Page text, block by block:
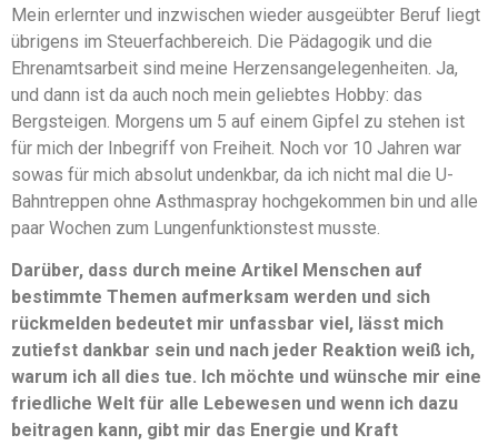
Mein erlernter und inzwischen wieder ausgeübter Beruf liegt
übrigens im Steuerfachbereich. Die Pädagogik und die
Ehrenamtsarbeit sind meine Herzensangelegenheiten. Ja,
und dann ist da auch noch mein geliebtes Hobby: das
Bergsteigen. Morgens um 5 auf einem Gipfel zu stehen ist
für mich der Inbegriff von Freiheit. Noch vor 10 Jahren war
sowas für mich absolut undenkbar, da ich nicht mal die U-
Bahntreppen ohne Asthmaspray hochgekommen bin und alle
paar Wochen zum Lungenfunktionstest musste.
Darüber, dass durch meine Artikel Menschen auf
bestimmte Themen aufmerksam werden und sich
rückmelden bedeutet mir unfassbar viel, lässt mich
zutiefst dankbar sein und nach jeder Reaktion weiß ich,
warum ich all dies tue. Ich möchte und wünsche mir eine
friedliche Welt für alle Lebewesen und wenn ich dazu
beitragen kann, gibt mir das Energie und Kraft